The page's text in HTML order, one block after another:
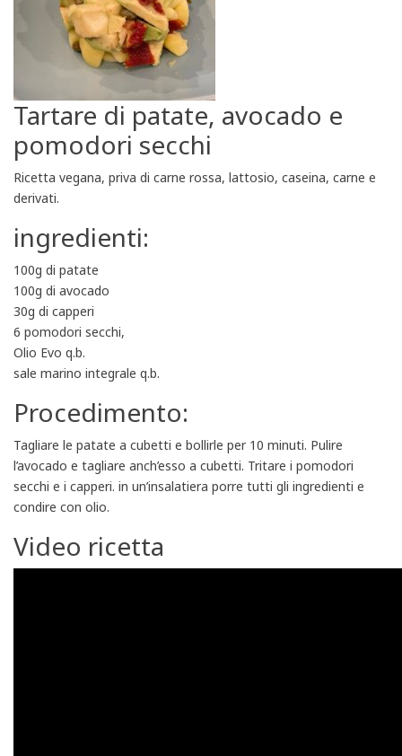
Tartare di patate, avocado e
pomodori secchi
Ricetta vegana, priva di carne rossa, lattosio, caseina, carne e
derivati.
ingredienti:
100g di patate
100g di avocado
30g di capperi
6 pomodori secchi,
Olio Evo q.b.
sale marino integrale q.b.
Procedimento:
Tagliare le patate a cubetti e bollirle per 10 minuti. Pulire
l’avocado e tagliare anch’esso a cubetti. Tritare i pomodori
secchi e i capperi. in un’insalatiera porre tutti gli ingredienti e
condire con olio.
Video ricetta